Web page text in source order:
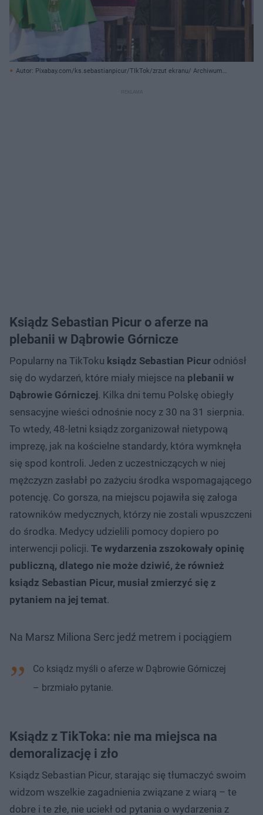
Autor: Pixabay.com/ks.sebastianpicur/TIkTok/zrzut ekranu/ Archiwum
Ksiądz Sebastian Picur o aferze na
plebanii w Dąbrowie Górnicze
Popularny na TikToku ksiądz Sebastian Picur odniósł
się do wydarzeń, które miały miejsce na plebanii w
Dąbrowie Górniczej. Kilka dni temu Polskę obiegły
sensacyjne wieści odnośnie nocy z 30 na 31 sierpnia.
To wtedy, 48-letni ksiądz zorganizował nietypową
imprezę, jak na kościelne standardy, która wymknęła
się spod kontroli. Jeden z uczestniczących w niej
mężczyzn zasłabł po zażyciu środka wspomagającego
potencję. Co gorsza, na miejscu pojawiła się załoga
ratowników medycznych, którzy nie zostali wpuszczeni
do środka. Medycy udzielili pomocy dopiero po
interwencji policji. Te wydarzenia zszokowały opinię
publiczną, dlatego nie może dziwić, że również
ksiądz Sebastian Picur, musiał zmierzyć się z
pytaniem na jej temat.
Na Marsz Miliona Serc jedź metrem i pociągiem
Co ksiądz myśli o aferze w Dąbrowie Górniczej
– brzmiało pytanie.
Ksiądz z TikToka: nie ma miejsca na
demoralizację i zło
Ksiądz Sebastian Picur, starając się tłumaczyć swoim
widzom wszelkie zagadnienia związane z wiarą – te
dobre i te złe, nie uciekł od pytania o wydarzenia z